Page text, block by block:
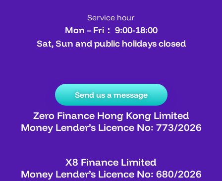
Service hour
Mon – Fri： 9:00-18:00
Sat, Sun and public holidays closed
Send us a message
Zero Finance Hong Kong Limited
Money Lender’s Licence No: 773/2026
X8 Finance Limited
Money Lender’s Licence No: 680/2026